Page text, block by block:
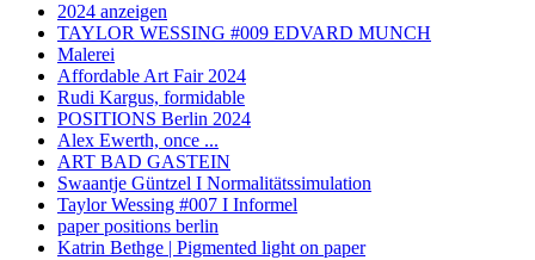
2024 anzeigen
TAYLOR WESSING #009 EDVARD MUNCH
Malerei
Affordable Art Fair 2024
Rudi Kargus, formidable
POSITIONS Berlin 2024
Alex Ewerth, once ...
ART BAD GASTEIN
Swaantje Güntzel I Normalitätssimulation
Taylor Wessing #007 I Informel
paper positions berlin
Katrin Bethge | Pigmented light on paper